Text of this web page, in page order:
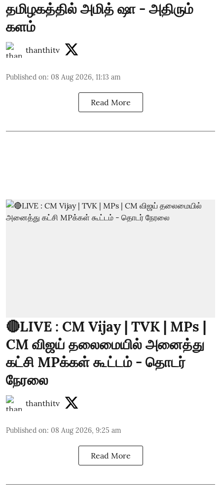
தமிழகத்தில் அமித் ஷா - அதிரும்
களம்
thanthitv
Published on: 08 Aug 2026, 11:13 am
Read More
🔴LIVE : CM Vijay | TVK | MPs |
CM விஜய் தலைமையில் அனைத்து
கட்சி MPக்கள் கூட்டம் - தொடர்
நேரலை
thanthitv
Published on: 08 Aug 2026, 9:25 am
Read More